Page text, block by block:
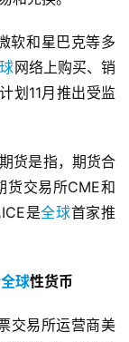
软和星巴克等多
网络上购买、销
划11月推出受监
期货是指，期货合
货交易所CME和
是全球首家推
全球性货币
交易所运营商美